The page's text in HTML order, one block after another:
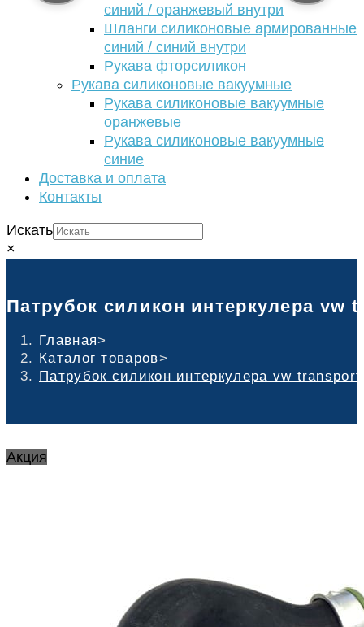
синий / оранжевый внутри
Шланги силиконовые армированные
синий / синий внутри
Рукава фторсиликон
Рукава силиконовые вакуумные
Рукава силиконовые вакуумные
оранжевые
Рукава силиконовые вакуумные
синие
Доставка и оплата
Контакты
Искать
×
Патрубок силикон интеркулера vw
Главная>
Каталог товаров>
Патрубок силикон интеркулера vw
Акция